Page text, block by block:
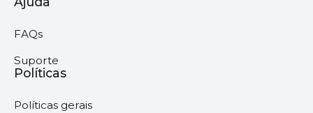
FAQs
Suporte
Políticas
Políticas gerais